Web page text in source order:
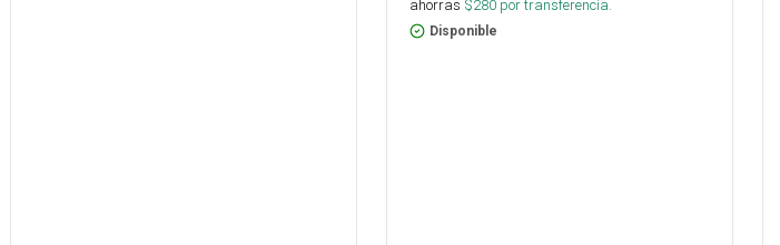
ahorras $280 por transferencia.
Disponible